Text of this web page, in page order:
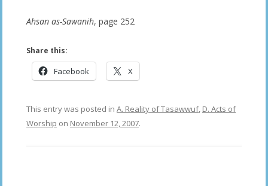
Ahsan as-Sawanih, page 252
Share this:
Facebook X
This entry was posted in A. Reality of Tasawwuf, D. Acts of
Worship on November 12, 2007.